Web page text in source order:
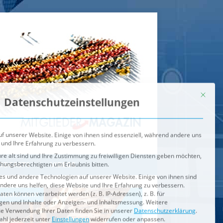
VIDEOS
IM BRENNPUNKT
unserer Website. Einige von ihnen sind essenziell, während andere uns
Ihre Erfahrung zu verbessern.
alt sind und Ihre Zustimmung zu freiwilligen Diensten geben möchten,
und andere Technologien auf unserer Website. Einige von ihnen sind
uns helfen, diese Website und Ihre Erfahrung zu verbessern.
können verarbeitet werden (z. B. IP-Adressen), z. B. für
Verwendung Ihrer Daten finden Sie in unsererDatenschutzerklärung.
jederzeit unterEinstellungenwiderrufen oder anpassen.
Service-Gruppen, für die eine Einwilligung erteilt werden
Externe Medien
Speichern
Alle akzeptieren